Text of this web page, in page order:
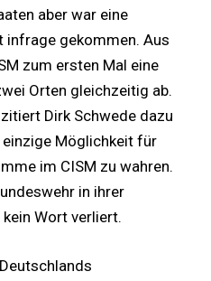
aber war eine
infrage gekommen. Aus
zum ersten Mal eine
Orten gleichzeitig ab.
Dirk Schwede dazu
Möglichkeit für
im CISM zu wahren.
in ihrer
Wort verliert.